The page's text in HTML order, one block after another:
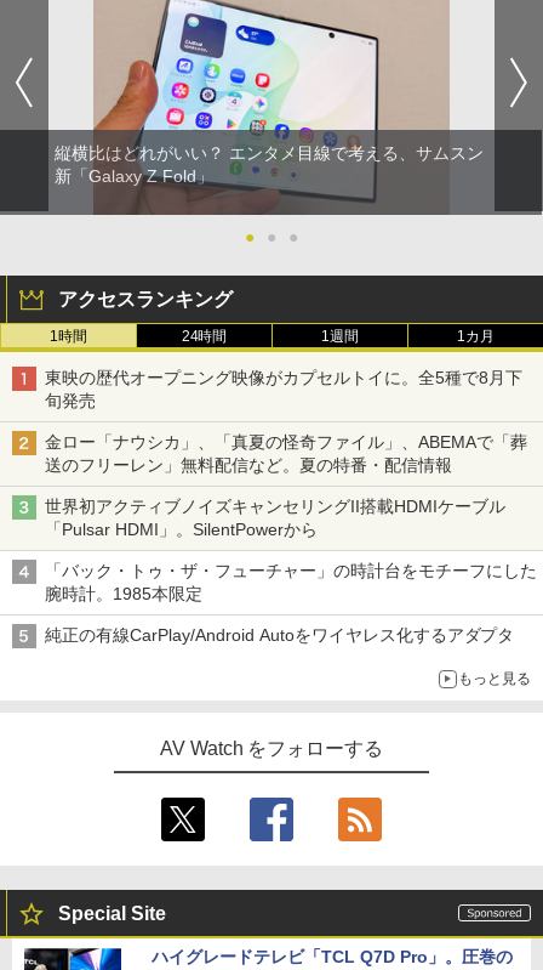
縦横比はどれがいい？ エンタメ目線で考える、サムスン
新「Galaxy Z Fold」
● ● ●
アクセスランキング
1時間 24時間 1週間 1カ月
東映の歴代オープニング映像がカプセルトイに。全5種で8月下
旬発売
金ロー「ナウシカ」、「真夏の怪奇ファイル」、ABEMAで「葬
送のフリーレン」無料配信など。夏の特番・配信情報
世界初アクティブノイズキャンセリングII搭載HDMIケーブル
「Pulsar HDMI」。SilentPowerから
「バック・トゥ・ザ・フューチャー」の時計台をモチーフにした
腕時計。1985本限定
純正の有線CarPlay/Android Autoをワイヤレス化するアダプタ
もっと見る
AV Watch をフォローする
Special Site
ハイグレードテレビ「TCL Q7D Pro」。圧巻の